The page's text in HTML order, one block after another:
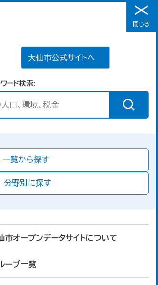
メニュー
大仙市公式サイトへ
ード検索
一覧から探す
分野別に探す
市オープンデータサイトについて
ープ一覧
閉じる
位別従業者数」のデータを